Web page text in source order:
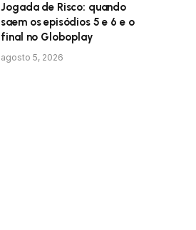
Jogada de Risco: quando
saem os episódios 5 e 6 e o
final no Globoplay
agosto 5, 2026